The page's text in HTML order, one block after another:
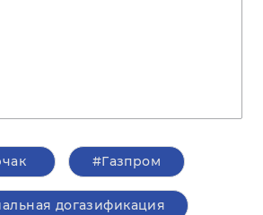
#Газпром
догазификация